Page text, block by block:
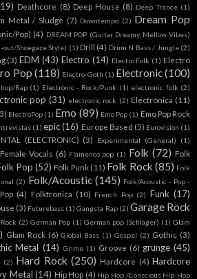
Deathcore (8) Deep House (8) Deep Trance (1)
Metal / Sludge (7) Downtempo (2) Dream Pop
Pop) (4) DREAM POP (Guitar Dreamy Mellow Vibes)
out/Shoegaze Style) (1) Drill (4) Drum N Bass / Jungle (2)
(3) EDM (43) Electro (14) Electro Folk (1) Electro
Pop (118) Electro-Goth (1) Electronic(100)
Rap (1) Electronic - Rock/Punk (1) electronic folk (2)
pop (31) electronic rock (2) Electronica (11)
ElectroPop (1) Emo (89) Emo Pop (1) Emo Pop Rock
(1) epic (16) Europe Based (5) Eurovision (1)
(ELECTRONIC) (3) Experimental (General) (1)
Female Vocals (6) Flamenco pop (1) Folk (72) Folk
Pop (52) Folk Punk (11) Folk Rock (85) Folk
(2) Folk/Acoustic (145) Folk/Acoustic - Pop -
(4) Folktronica (10) French Pop (2) Funk (17)
(3) Futurebass (1) Gangsta Rap (2) Garage Rock
(2) German Pop (1) German pop (Schlager) (1) Glam
Glam Rock (6) Global Bass (1) Gospel (2) Gothic (3)
Metal (14) Grime (1) Groove (6) grunge (45)
(2) Hard Rock (250) Hardcore (4) Hardcore
Metal (14) Hip Hop (4) Hip Hop /Conscious Hip-Hop